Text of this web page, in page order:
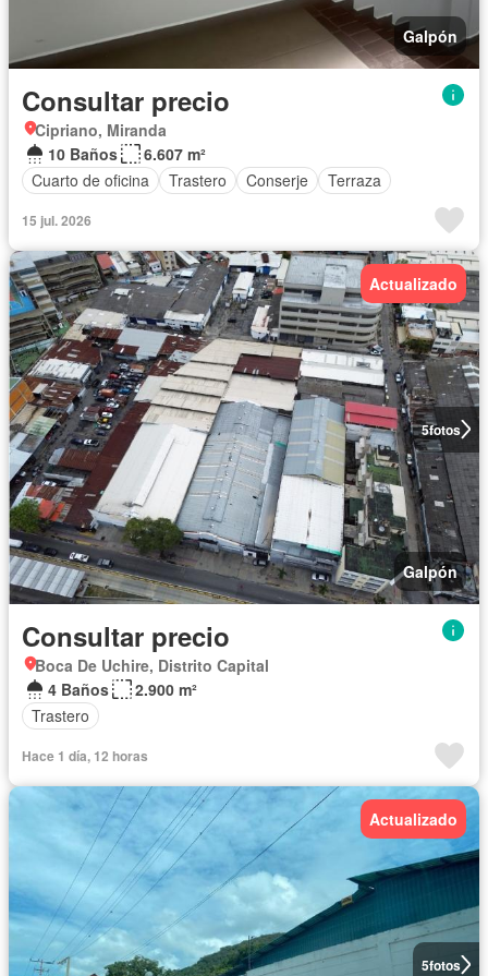
Galpón
Consultar precio
Cipriano, Miranda
10 Baños
6.607 m²
Cuarto de oficina
Trastero Conserje Terraza
15 jul. 2026
5fotos
Actualizado
Galpón
Consultar precio
Boca De Uchire, Distrito Capital
4 Baños
2.900 m²
Trastero
Hace 1 día, 12 horas
5fotos
Actualizado